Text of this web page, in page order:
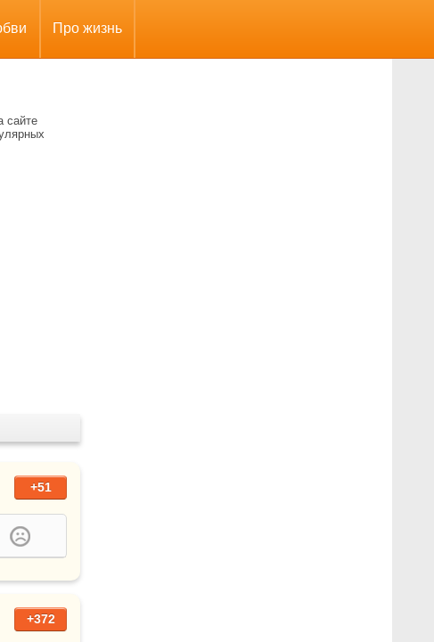
Про жизнь
сайте
+51
+372